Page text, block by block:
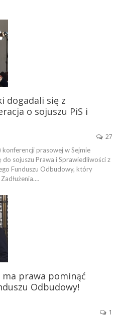
dogadali się z
o sojuszu PiS i
27
prasowej w Sejmie
sojuszu Prawa i Sprawiedliwości z
Funduszu Odbudowy, który
ma prawa pominąć
Odbudowy!
1